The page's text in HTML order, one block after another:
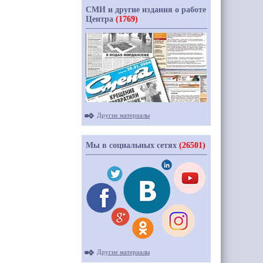
СМИ и другие издания о работе
Центра (1769)
Другие материалы
Мы в социальных сетях (26501)
Другие материалы